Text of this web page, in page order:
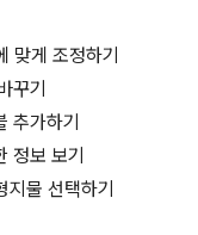
맞게 조정하기
꾸기
추가하기
정보 보기
물 선택하기